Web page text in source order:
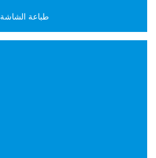
طباعة الشاشة